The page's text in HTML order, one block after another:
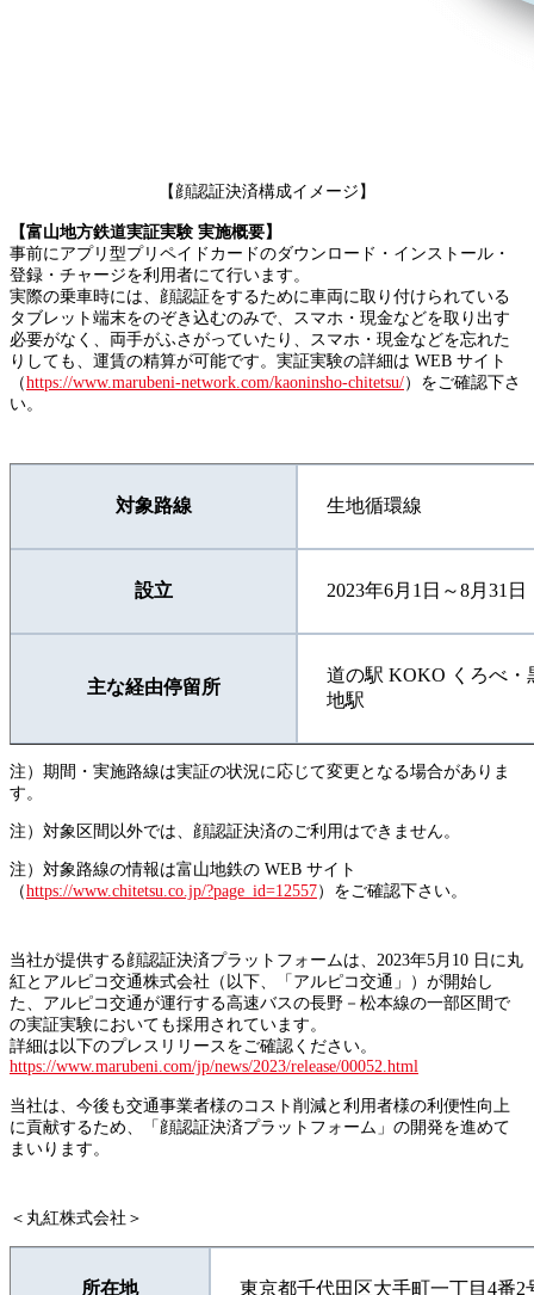
【顔認証決済構成イメージ】
【富山地方鉄道実証実験 実施概要】
事前にアプリ型プリペイドカードのダウンロード・インストール・
登録・チャージを利用者にて行います。
実際の乗車時には、顔認証をするために車両に取り付けられている
タブレット端末をのぞき込むのみで、スマホ・現金などを取り出す
必要がなく、両手がふさがっていたり、スマホ・現金などを忘れた
りしても、運賃の精算が可能です。実証実験の詳細は WEB サイト
（https://www.marubeni-network.com/kaoninsho-chitetsu/）をご確認下さ
い。
対象路線 生地循環線
設立 2023年6月1日～8月31日
主な経由停留所
道の駅 KOKO くろべ
地駅
注）期間・実施路線は実証の状況に応じて変更となる場合がありま
す。
注）対象区間以外では、顔認証決済のご利用はできません。
注）対象路線の情報は富山地鉄の WEB サイト
（https://www.chitetsu.co.jp/?page_id=12557）をご確認下さい。
当社が提供する顔認証決済プラットフォームは、2023年5月10 日に丸
紅とアルピコ交通株式会社（以下、「アルピコ交通」）が開始し
た、アルピコ交通が運行する高速バスの長野－松本線の一部区間で
の実証実験においても採用されています。
詳細は以下のプレスリリースをご確認ください。
https://www.marubeni.com/jp/news/2023/release/00052.html
当社は、今後も交通事業者様のコスト削減と利用者様の利便性向上
に貢献するため、「顔認証決済プラットフォーム」の開発を進めて
まいります。
＜丸紅株式会社＞
所在地 東京都千代田区大手町一丁目4番2